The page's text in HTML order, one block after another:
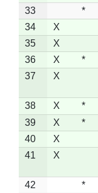
33
*
34
X
35
X
36
X *
37
X
38 X *
39
X *
40
X
41
X
42 *